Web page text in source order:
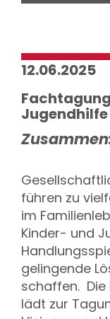
12.06.2025
Jugendhilfe
führen zu
im
Kinder- und
gelingende
schaffen. Die
lädt zur